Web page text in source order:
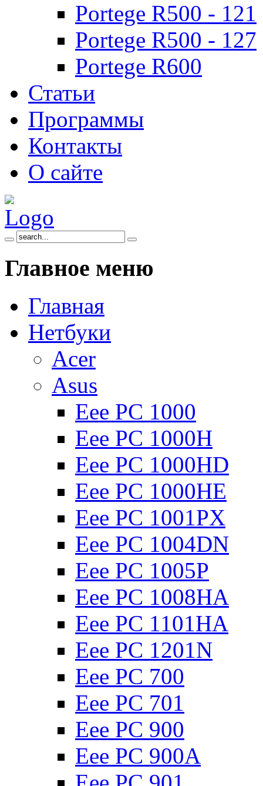
Portege R500 - 121
Portege R500 - 127
Portege R600
Статьи
Программы
Контакты
О сайте
Главное меню
Главная
Нетбуки
Acer
Asus
Eee PC 1000
Eee PC 1000H
Eee PC 1000HD
Eee PC 1000HE
Eee PC 1001PX
Eee PC 1004DN
Eee PC 1005P
Eee PC 1008HA
Eee PC 1101HA
Eee PC 1201N
Eee PC 700
Eee PC 701
Eee PC 900
Eee PC 900A